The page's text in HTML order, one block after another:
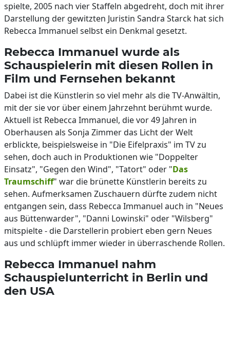
spielte, 2005 nach vier Staffeln abgedreht, doch mit ihrer
Darstellung der gewitzten Juristin Sandra Starck hat sich
Rebecca Immanuel selbst ein Denkmal gesetzt.
Rebecca Immanuel wurde als
Schauspielerin mit diesen Rollen in
Film und Fernsehen bekannt
Dabei ist die Künstlerin so viel mehr als die TV-Anwältin,
mit der sie vor über einem Jahrzehnt berühmt wurde.
Aktuell ist Rebecca Immanuel, die vor 49 Jahren in
Oberhausen als Sonja Zimmer das Licht der Welt
erblickte, beispielsweise in "Die Eifelpraxis" im TV zu
sehen, doch auch in Produktionen wie "Doppelter
Einsatz", "Gegen den Wind", "Tatort" oder "Das
Traumschiff" war die brünette Künstlerin bereits zu
sehen. Aufmerksamen Zuschauern dürfte zudem nicht
entgangen sein, dass Rebecca Immanuel auch in "Neues
aus Büttenwarder", "Danni Lowinski" oder "Wilsberg"
mitspielte - die Darstellerin probiert eben gern Neues
aus und schlüpft immer wieder in überraschende Rollen.
Rebecca Immanuel nahm
Schauspielunterricht in Berlin und
den USA